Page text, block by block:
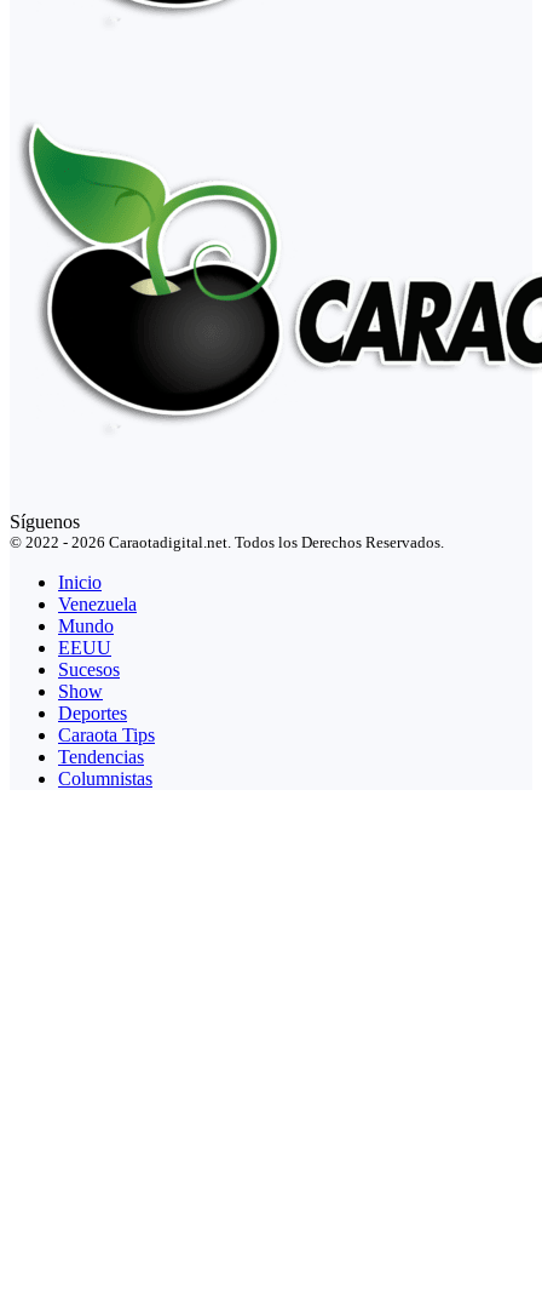
Síguenos
© 2022 - 2026 Caraotadigital.net. Todos los Derechos Reservados.
Inicio
Venezuela
Mundo
EEUU
Sucesos
Show
Deportes
Caraota Tips
Tendencias
Columnistas